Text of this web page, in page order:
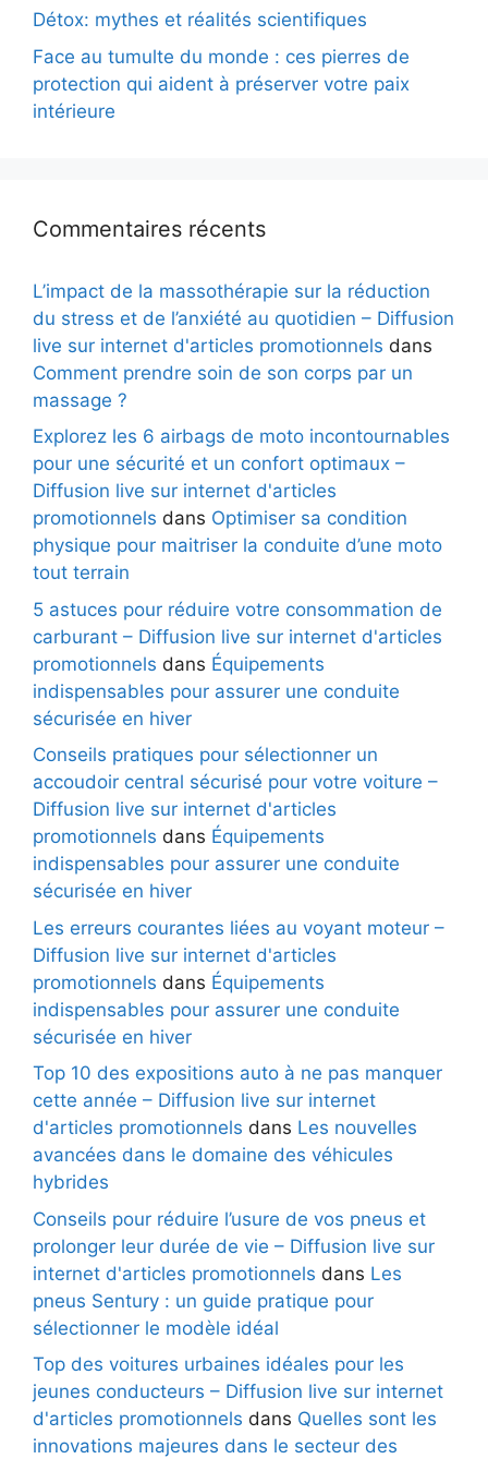
Détox: mythes et réalités scientifiques
Face au tumulte du monde : ces pierres de
protection qui aident à préserver votre paix
intérieure
Commentaires récents
L’impact de la massothérapie sur la réduction
du stress et de l’anxiété au quotidien – Diffusion
live sur internet d'articles promotionnels dans
Comment prendre soin de son corps par un
massage ?
Explorez les 6 airbags de moto incontournables
pour une sécurité et un confort optimaux –
Diffusion live sur internet d'articles
promotionnels dans Optimiser sa condition
physique pour maitriser la conduite d’une moto
tout terrain
5 astuces pour réduire votre consommation de
carburant – Diffusion live sur internet d'articles
promotionnels dans Équipements
indispensables pour assurer une conduite
sécurisée en hiver
Conseils pratiques pour sélectionner un
accoudoir central sécurisé pour votre voiture –
Diffusion live sur internet d'articles
promotionnels dans Équipements
indispensables pour assurer une conduite
sécurisée en hiver
Les erreurs courantes liées au voyant moteur –
Diffusion live sur internet d'articles
promotionnels dans Équipements
indispensables pour assurer une conduite
sécurisée en hiver
Top 10 des expositions auto à ne pas manquer
cette année – Diffusion live sur internet
d'articles promotionnels dans Les nouvelles
avancées dans le domaine des véhicules
hybrides
Conseils pour réduire l’usure de vos pneus et
prolonger leur durée de vie – Diffusion live sur
internet d'articles promotionnels dans Les
pneus Sentury : un guide pratique pour
sélectionner le modèle idéal
Top des voitures urbaines idéales pour les
jeunes conducteurs – Diffusion live sur internet
d'articles promotionnels dans Quelles sont les
innovations majeures dans le secteur des